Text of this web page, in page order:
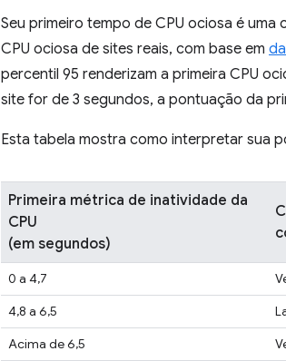
Seu primeiro tempo de CPU ociosa é
CPU ociosa de sites reais, com base em
percentil 95 renderizam a primeira CPU
site for de 3 segundos, a pontuação da
Esta tabela mostra como interpretar sua
Primeira métrica de inatividade da
CPU
(em segundos)
0 a 4,7
4,8 a 6,5
Acima de 6,5